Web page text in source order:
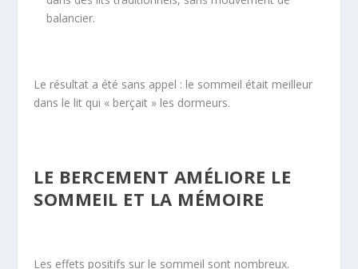
balancier.
Le résultat a été sans appel : le sommeil était meilleur
dans le lit qui « berçait » les dormeurs.
LE BERCEMENT AMÉLIORE LE
SOMMEIL ET LA MÉMOIRE
Les effets positifs sur le sommeil sont nombreux.